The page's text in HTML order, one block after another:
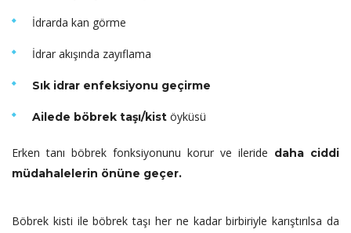
İdrarda kan görme
İdrar akışında zayıflama
Sık idrar enfeksiyonu geçirme
Ailede böbrek taşı/kist öyküsü
Erken tanı böbrek fonksiyonunu korur ve ileride daha ciddi
müdahalelerin önüne geçer.
Böbrek kisti ile böbrek taşı her ne kadar birbiriyle karıştırılsa da